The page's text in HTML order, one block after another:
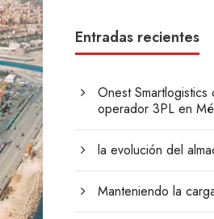
Entradas recientes
Onest
operador 3PL en
la evolución del
Manteniendo la